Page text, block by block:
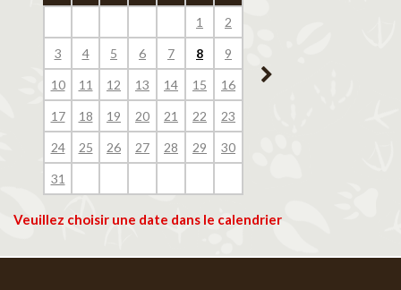
1 2
3 4 5 6 7 8 9
10 11 12 13 14 15 16
17 18 19 20 21 22 23
24 25 26 27 28 29 30
31
14
Veuillez choisir une date dans le calendrier